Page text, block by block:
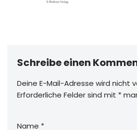
Schreibe einen
Deine E-Mail-Adresse wird nicht
Erforderliche Felder sind mit *
Name *